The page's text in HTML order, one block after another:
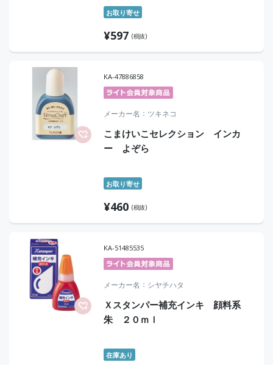
お取り寄せ
¥597 (税抜)
KA-47886858
メーカー名 ツキネコ
こまけいこセレクション インカ
ー よぞら
お取り寄せ
¥460 (税抜)
KA-51485535
メーカー名 シヤチハタ
Ｘスタンパー補充インキ 顔料系
朱 ２０ｍｌ
在庫あり